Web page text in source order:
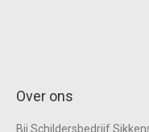
Over ons
Bij Schildersbedrijf